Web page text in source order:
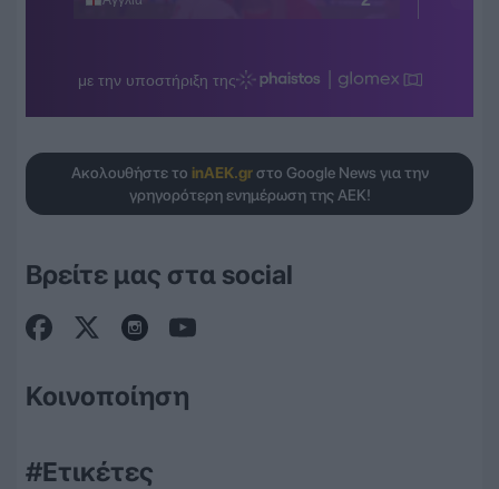
Ακολουθήστε το inAEK.grστο Google News για την
γρηγορότερη ενημέρωση της ΑΕΚ!
Βρείτε μας στα social
Κοινοποίηση
#Ετικέτες